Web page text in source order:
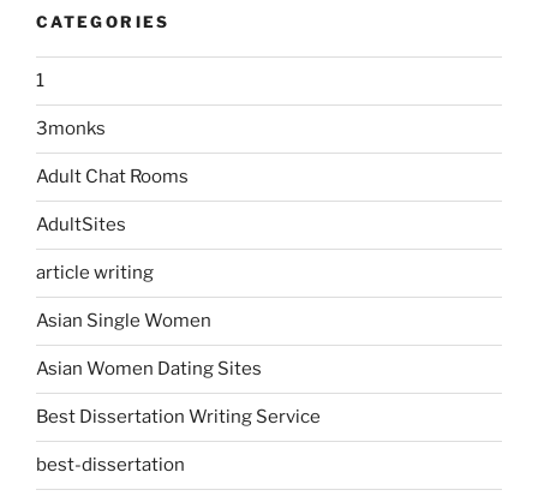
CATEGORIES
1
3monks
Adult Chat Rooms
AdultSites
article writing
Asian Single Women
Asian Women Dating Sites
Best Dissertation Writing Service
best-dissertation